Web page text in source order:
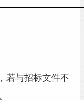
若与招标文件不